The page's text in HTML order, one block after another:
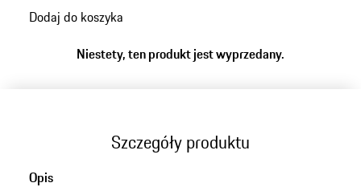
Dodaj do koszyka
Niestety, ten produkt jest wyprzedany.
Szczegóły produktu
Opis